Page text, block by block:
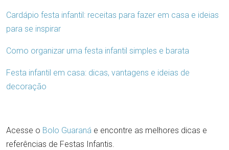
Cardápio festa infantil: receitas para fazer em casa e ideias
para se inspirar
Como organizar uma festa infantil simples e barata
Festa infantil em casa: dicas, vantagens e ideias de
decoração
Acesse o Bolo Guaraná e encontre as melhores dicas e
referências de Festas Infantis.